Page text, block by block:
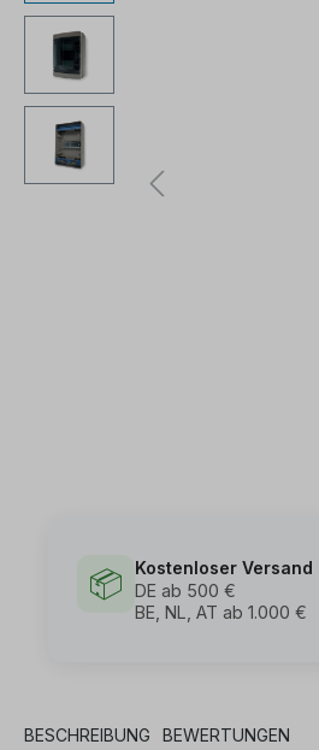
📦
Kostenloser Versand
DE ab 500 €
BE, NL, AT ab 1.000 €
BESCHREIBUNG BEWERTUNGEN